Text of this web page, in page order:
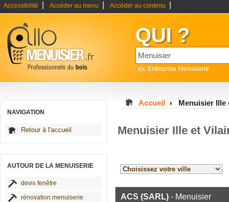
Accessibilité Accéder au menu Accéder au contenu
QUI ?
ex: Entreprise Menuiserie
NAVIGATION
Retour à l'accueil
AUTOUR DE LA MENUISERIE
devis fenêtre
rénovation menuiserie
Accueil Menuisier Ille
Menuisier Ille et
ACS (SARL) - Menuisier